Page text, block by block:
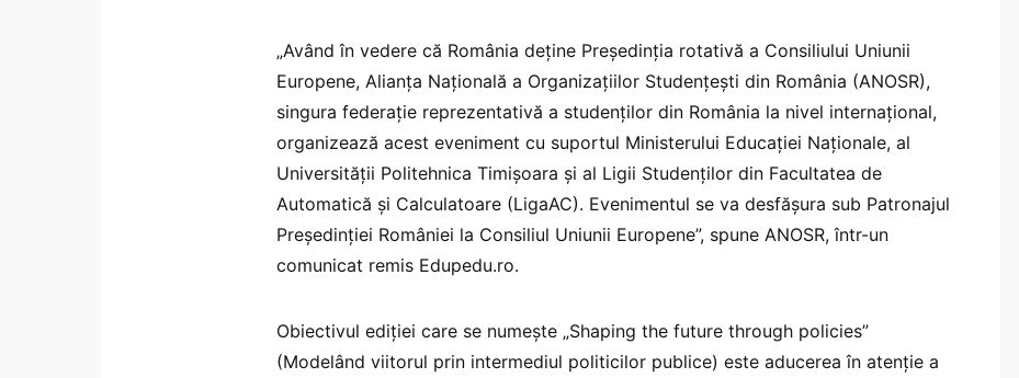
„Având în vedere că România deține Președinția rotativă a Consiliului Uniunii
Europene, Alianța Națională a Organizațiilor Studențești din România (ANOSR),
singura federație reprezentativă a studenților din România la nivel internațional,
organizează acest eveniment cu suportul Ministerului Educației Naționale, al
Universității Politehnica Timișoara și al Ligii Studenților din Facultatea de
Automatică și Calculatoare (LigaAC). Evenimentul se va desfășura sub Patronajul
Președinției României la Consiliul Uniunii Europene”, spune ANOSR, într-un
comunicat remis Edupedu.ro.
Obiectivul ediției care se numește „Shaping the future through policies”
(Modelând viitorul prin intermediul politicilor publice) este aducerea în atenție a